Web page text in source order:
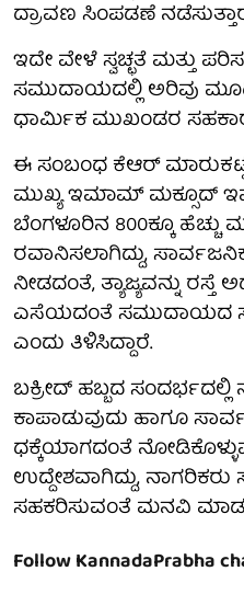
ದ್ರಾವಣ ಸಿಂಪಡಣೆ
ಇದೇ ವೇಳೆ ಸ್ವಚ್ಛತೆ ಮತ್ತು
ಸಮುದಾಯದಲ್ಲಿ ಅರಿವು
ಧಾರ್ಮಿಕ ಮುಖಂಡರ
ಈ ಸಂಬಂಧ ಕೆಆರ್
ಮುಖ್ಯ ಇಮಾಮ್ ಮಕ್ಸೂದ್
ಬೆಂಗಳೂರಿನ 800ಕ್ಕೂ
ರವಾನಿಸಲಾಗಿದ್ದು,
ನೀಡದಂತೆ, ತ್ಯಾಜ್ಯವನ್ನು
ಎಸೆಯದಂತೆ ಸಮುದಾಯದ
ಎಂದು ತಿಳಿಸಿದ್ದಾರೆ.
ಬಕ್ರೀದ್ ಹಬ್ಬದ ಸಂದರ್ಭದಲ್ಲಿ
ಕಾಪಾಡುವುದು ಹಾಗೂ
ಧಕ್ಕೆಯಾಗದಂತೆ
ಉದ್ದೇಶವಾಗಿದ್ದು,
ಸಹಕರಿಸುವಂತೆ ಮನವಿ
Follow KannadaPrabha